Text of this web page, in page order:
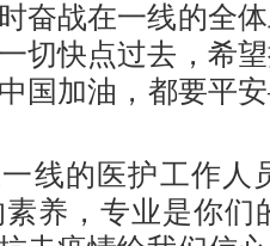
奋战在一线的全
切快点过去，希
国加油，都要平
的医护工作人
养，专业是你们